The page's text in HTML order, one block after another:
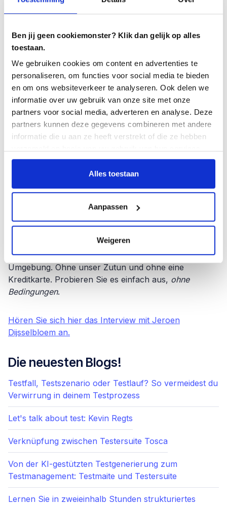
Ben jij geen cookiemonster? Klik dan gelijk op alles
toestaan.
We gebruiken cookies om content en advertenties te
personaliseren, om functies voor social media te bieden
en om ons websiteverkeer te analyseren. Ook delen we
informatie over uw gebruik van onze site met onze
partners voor social media, adverteren en analyse. Deze
partners kunnen deze gegevens combineren met andere
informatie die u aan ze heeft verstrekt of die ze hebben
Alles toestaan
Aanpassen
Weigeren
von Geschäftsprozessen betrifft, sind gute
kann dabei eine große Hilfe sein.
Erleben Sie es selbst mit Testersuite
FREE
Der Einstieg in ein Testmanagement-Tool kann sehr
einfach sein. Ohne kosten und Mühen und innerhalb
von zwei Minuten. Testersuite FREE unterstützt den
gesamten Testprozess von der Erstellung und
Durchführung von Testfälle bis zur Aufzeichnung der
Testergebnisse. Mit bis zu fünf Benutzern können Sie
Testwerkzeugs demonstrieren. Dann ist es viel
einfacher, das Management zu überzeugen. Von dort
aus können Sie Testersuite
erwerben, um mit mehr Kollegen loszulegen.
Klicken Sie auf die Schaltfläche unten und erstellen
Sie innerhalb von zwei Minuten eine Testersuite FREE
Umgebung. Ohne unser Zutun und ohne eine
Kreditkarte. Probieren Sie es einfach aus, ohne
Bedingungen.
Hören Sie sich hier das Interview mit Jeroen
Dijsselbloem an.
Die neuesten Blogs!
Testfall, Testszenario oder Testlauf? So vermeidest du
Verwirrung in deinem Testprozess
Let's talk about test: Kevin Regts
Verknüpfung zwischen Testersuite Tosca
Von der KI-gestützten Testgenerierung zum
Testmanagement: Testmaite und Testersuite
Lernen Sie in zweieinhalb Stunden strukturiertes